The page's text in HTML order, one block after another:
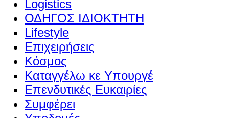
Logistics
ΟΔΗΓΟΣ ΙΔΙΟΚΤΗΤΗ
Lifestyle
Επιχειρήσεις
Κόσμος
Καταγγέλω κε Υπουργέ
Επενδυτικές Ευκαιρίες
Συμφέρει